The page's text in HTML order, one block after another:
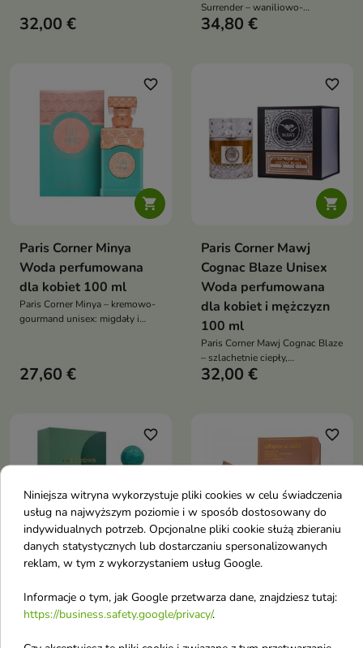
imbir w rześkim otwarciu,
żywiczne serce, a w bazie
32,00 €
Surrender – waniliowo-
gourmand unisex: czerwone
34,80 €

favorite_border
Paris Corner Minya
Woda perfumowana
dla kobiet 100 ml
Paris Corner Minya – kremowo-
gourmand unisex: migdały i
wanilia i drzewo sandałowe
27,60 €

favorite_border
Paris Corner Mawj
Cognac Blaze Unisex
Woda perfumowana
dla kobiet i mężczyzn
100 ml
Paris Corner Mawj Cognac Blaze
– szlachetnie ciepły,
charakterystyczny unisex: kawa i
32,00 €

favorite_border
Paris Corner Eternal
Meadows Unisex

favorite_border
Paris Corner Affogato
Al Caffe Woda
Niniejsza witryna wykorzystuje pliki cookies w celu świadczenia
usług na najwyższym poziomie i w sposób dostosowany do
indywidualnych potrzeb. Opcjonalne pliki cookie służą zbieraniu
danych statystycznych lub dostarczaniu spersonalizowanych
reklam, w tym z wykorzystaniem usług Google.
Informacje o tym, jak Google przetwarza dane, znajdziesz tutaj:
https://business.safety.google/privacy/.